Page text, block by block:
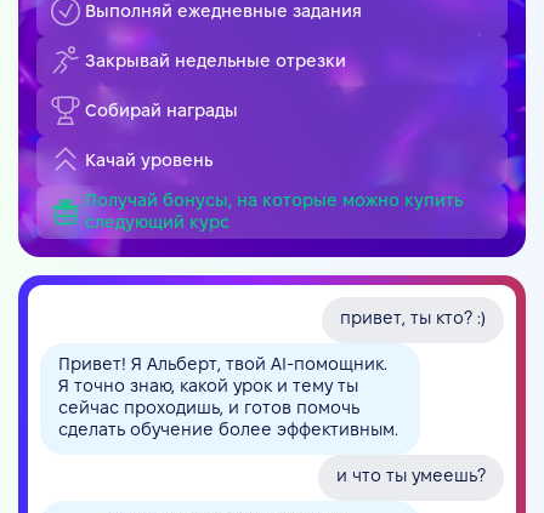
Выполняй ежедневные задания
Закрывай недельные отрезки
Собирай награды
Качай уровень
Получай бонусы, на которые можно купить
следующий курс
привет, ты кто? :)
Привет! Я Альберт, твой AI-помощник.
Я точно знаю, какой урок и тему ты
сейчас проходишь, и готов помочь
сделать обучение более эффективным.
и что ты умеешь?